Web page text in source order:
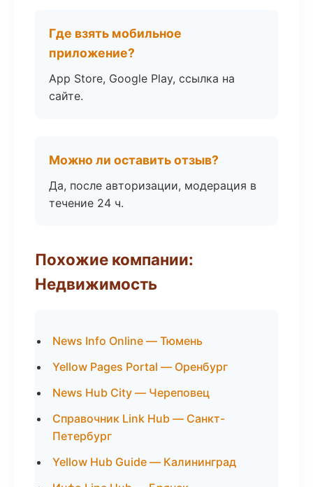
Где взять мобильное
приложение?
App Store, Google Play, ссылка на
сайте.
Можно ли оставить отзыв?
Да, после авторизации, модерация в
течение 24 ч.
Похожие компании:
Недвижимость
News Info Online — Тюмень
Yellow Pages Portal — Оренбург
News Hub City — Череповец
Справочник Link Hub — Санкт-
Петербург
Yellow Hub Guide — Калининград